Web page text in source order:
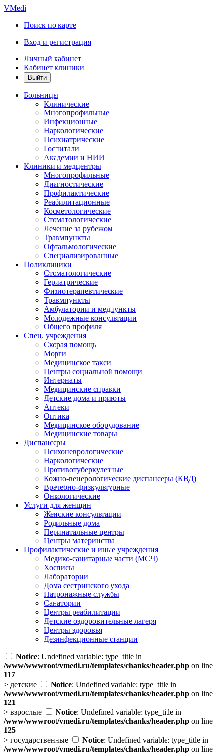
VMedi
Поиск по карте
Вход и регистрация
Личный кабинет
Кабинет клиники
Больницы
Клинические
Многопрофильные
Инфекционные
Наркологические
Психиатрические
Госпитали
Академии и НИИ
Клиники и медцентры
Многопрофильные
Диагностические
Профилактические
Реабилитационные
Косметологические
Стоматологические
Лечение за рубежом
Травмпункты
Офтальмологические
Специализированные
Поликлиники
Стоматологические
Гериатрические
Физиотерапевтические
Травмпункты
Амбулатории и медпункты
Молодежные консультации
Общего профиля
Спец. учреждения
Скорая помощь
Морги
Медицинское такси
Центры социальной помощи
Интернаты
Медицинские справки
Детские дома и приюты
Аптеки
Оптика
Медицинское оборудование
Медицинские товары
Диспансеры
Психоневрологические
Наркологические
Противотуберкулезные
Кожно-венерологические диспансеры (КВД)
Врачебно-физкультурные
Онкологические
Услуги для женщин
Женские консультации
Родильные дома
Перинатальные центры
Центры материнства
Профилактические и иные учреждения
Медико-санитарные части (МСЧ)
Хосписы
Лаборатории
Дома сестринского ухода
Патронажные службы
Санатории
Центры реабилитации
Детские оздоровительные лагеря
Центры здоровья
Дезинфекционные станции
Notice: Undefined variable: type_title in
/www/wwwroot/vmedi.ru/templates/chanks/header.php on line
117
> детские Notice: Undefined variable: type_title in
/www/wwwroot/vmedi.ru/templates/chanks/header.php on line
121
> взрослые Notice: Undefined variable: type_title in
/www/wwwroot/vmedi.ru/templates/chanks/header.php on line
125
> государственные Notice: Undefined variable: type_title in
/www/wwwroot/vmedi.ru/templates/chanks/header.php on line